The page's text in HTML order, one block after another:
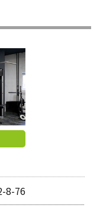
8-76